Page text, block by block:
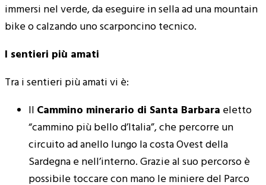
immersi nel verde, da eseguire in sella ad una mountain
bike o calzando uno scarponcino tecnico.
I sentieri più amati
Tra i sentieri più amati vi è:
Il Cammino minerario di Santa Barbara eletto
“cammino più bello d’Italia”, che percorre un
circuito ad anello lungo la costa Ovest della
Sardegna e nell’interno. Grazie al suo percorso è
possibile toccare con mano le miniere del Parco